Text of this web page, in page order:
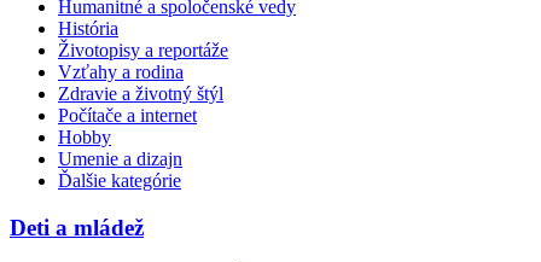
Humanitné a spoločenské vedy
História
Životopisy a reportáže
Vzťahy a rodina
Zdravie a životný štýl
Počítače a internet
Hobby
Umenie a dizajn
Ďalšie kategórie
Deti a mládež